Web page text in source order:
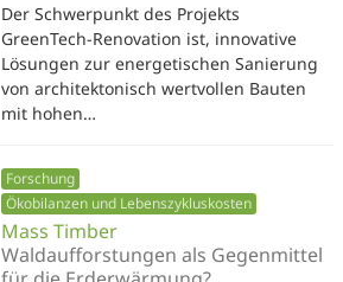
Der Schwerpunkt des Projekts
GreenTech-Renovation ist, innovative
Lösungen zur energetischen Sanierung
von architektonisch wertvollen Bauten
mit hohen…
Forschung
Ökobilanzen und Lebenszykluskosten
Mass Timber
Waldaufforstungen als Gegenmittel